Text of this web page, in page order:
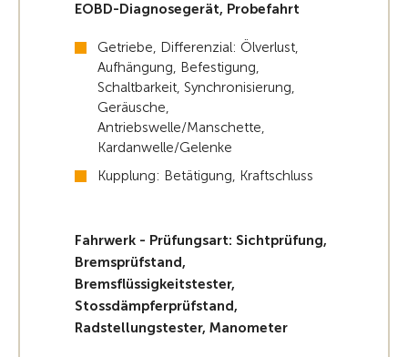
EOBD-Diagnosegerät, Probefahrt
Getriebe, Differenzial: Ölverlust,
Aufhängung, Befestigung,
Schaltbarkeit, Synchronisierung,
Geräusche,
Antriebswelle/Manschette,
Kardanwelle/Gelenke
Kupplung: Betätigung, Kraftschluss
Fahrwerk - Prüfungsart: Sichtprüfung,
Bremsprüfstand,
Bremsflüssigkeitstester,
Stossdämpferprüfstand,
Radstellungstester, Manometer